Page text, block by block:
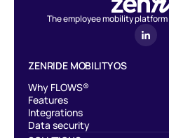
The employee mobility
ZENRIDE MOBILITY OS
Why FLOWS®
Features
Integrations
Data security